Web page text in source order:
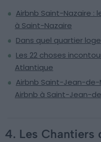
Airbnb Saint-Nazaire :
à Saint-Nazaire
Dans quel quartier
Les 22 choses
Atlantique
Airbnb Saint-Jean-de-
Airbnb à Saint-Jean-
4. Les Chantiers